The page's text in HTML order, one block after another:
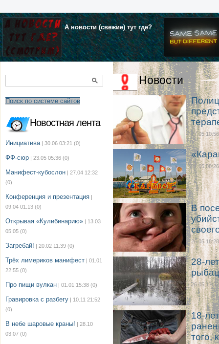
А новости (свежие) тут где?
Поиск по системе сайтов
Новостная лента
Инициатива | 30.06 03:21 (0)
ФФ-сюр | 23.05 05:36 (0)
Манифест-кубослон | 27.04 12:32
(0)
Конференция и презентация |
09.04 01:13 (0)
Открывая «Кулибинарию» | 13.03
05:05 (0)
Загребай! | 20.02 11:39 (0)
Трёх лимериков манифест | 01.01
22:55 (0)
Про пищи вулкан | 01.01 15:38 (0)
Гравировка с разбегу | 10.11 21:52
(0)
В небе шаровые краны! | 28.10
03:07 (0)
Новости
27.05 10:56
27.05 08:26
В
26.05 18:28
28-
26.05 17:32
18-
того,